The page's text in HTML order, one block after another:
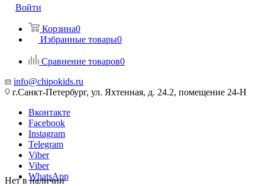
Войти
Корзина0
Избранные товары0
Сравнение товаров0
info@chipokids.ru
г.Санкт-Петербург, ул. Яхтенная, д. 24.2, помещение 24-Н
Вконтакте
Facebook
Instagram
Telegram
Viber
Viber
WhatsApp
Нет в наличии